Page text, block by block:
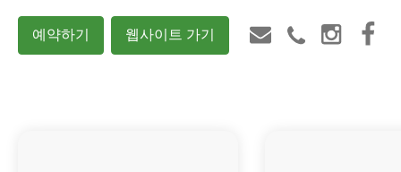
예약하기 웹사이트 가기